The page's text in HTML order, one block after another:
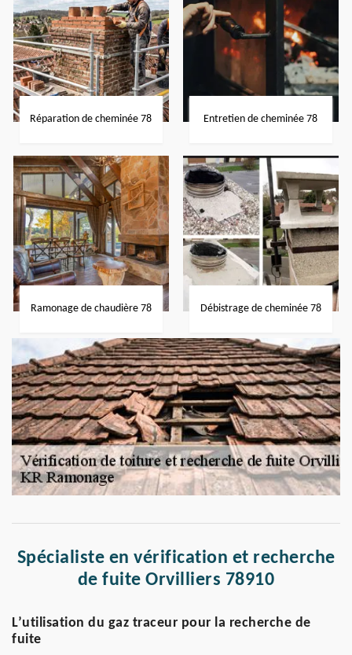
Réparation de cheminée 78 Entretien de cheminée 78
Ramonage de chaudière 78 Débistrage de cheminée 78
Spécialiste en vérification et recherche
de fuite Orvilliers 78910
L’utilisation du gaz traceur pour la recherche de
fuite